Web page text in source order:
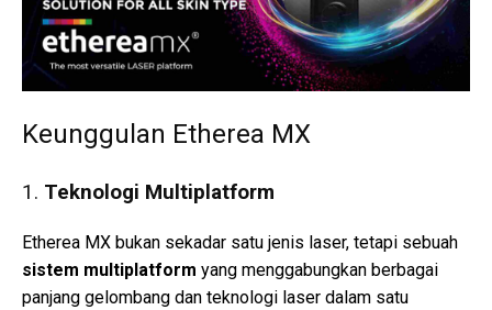
Keunggulan Etherea MX
1. Teknologi Multiplatform
Etherea MX bukan sekadar satu jenis laser, tetapi sebuah
sistem multiplatform yang menggabungkan berbagai
panjang gelombang dan teknologi laser dalam satu